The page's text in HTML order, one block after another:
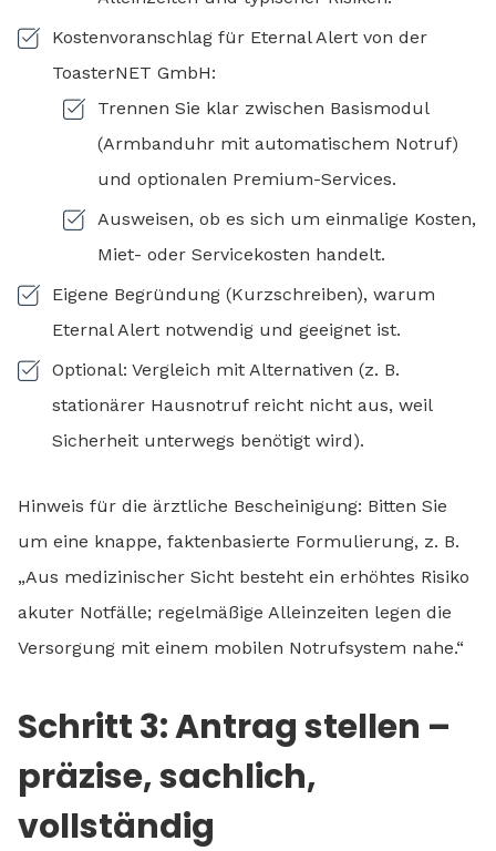
Kostenvoranschlag für Eternal Alert von der
ToasterNET GmbH:
Trennen Sie klar zwischen Basismodul
(Armbanduhr mit automatischem Notruf)
und optionalen Premium-Services.
Ausweisen, ob es sich um einmalige Kosten,
Miet- oder Servicekosten handelt.
Eigene Begründung (Kurzschreiben), warum
Eternal Alert notwendig und geeignet ist.
Optional: Vergleich mit Alternativen (z. B.
stationärer Hausnotruf reicht nicht aus, weil
Sicherheit unterwegs benötigt wird).
Hinweis für die ärztliche Bescheinigung: Bitten Sie
um eine knappe, faktenbasierte Formulierung, z. B.
„Aus medizinischer Sicht besteht ein erhöhtes Risiko
akuter Notfälle; regelmäßige Alleinzeiten legen die
Versorgung mit einem mobilen Notrufsystem nahe.“
Schritt 3: Antrag stellen –
präzise, sachlich,
vollständig